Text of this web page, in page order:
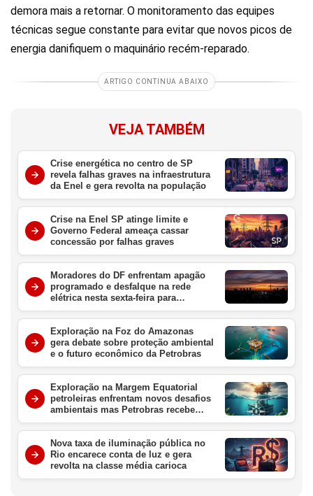
demora mais a retornar. O monitoramento das equipes
técnicas segue constante para evitar que novos picos de
energia danifiquem o maquinário recém-reparado.
ARTIGO CONTINUA ABAIXO
VEJA TAMBÉM
Crise energética no centro de SP
revela falhas graves na infraestrutura
da Enel e gera revolta na população
Crise na Enel SP atinge limite e
Governo Federal ameaça cassar
concessão por falhas graves
Moradores do DF enfrentam apagão
programado e desfalque na rede
elétrica nesta sexta-feira para
manutenção urgente
Exploração na Foz do Amazonas
gera debate sobre proteção ambiental
e o futuro econômico da Petrobras
Exploração na Margem Equatorial
petroleiras enfrentam novos desafios
ambientais mas Petrobras recebe
aval crucial da ANP
Nova taxa de iluminação pública no
Rio encarece conta de luz e gera
revolta na classe média carioca